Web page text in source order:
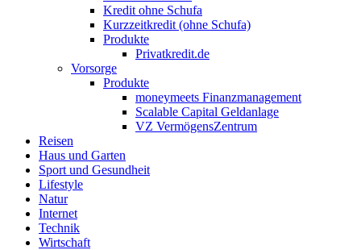
Kredit ohne Schufa
Kurzzeitkredit (ohne Schufa)
Produkte
Privatkredit.de
Vorsorge
Produkte
moneymeets Finanzmanagement
Scalable Capital Geldanlage
VZ VermögensZentrum
Reisen
Haus und Garten
Sport und Gesundheit
Lifestyle
Natur
Internet
Technik
Wirtschaft